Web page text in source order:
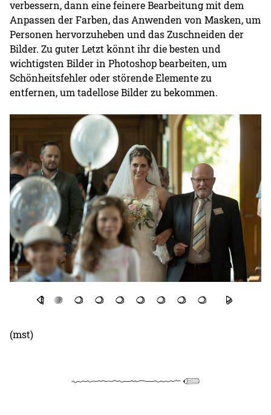
verbessern, dann eine feinere Bearbeitung mit dem
Anpassen der Farben, das Anwenden von Masken, um
Personen hervorzuheben und das Zuschneiden der
Bilder. Zu guter Letzt könnt ihr die besten und
wichtigsten Bilder in Photoshop bearbeiten, um
Schönheitsfehler oder störende Elemente zu
entfernen, um tadellose Bilder zu bekommen.
(mst)